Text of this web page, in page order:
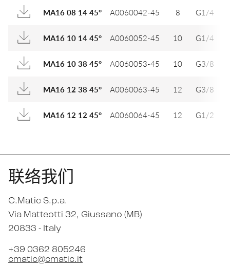
MA16 08 14 45° A0060042-45 8 G1/4
MA16 10 14 45° A0060052-45 10 G1/4
MA16 10 38 45° A0060053-45 10 G3/8
MA16 12 38 45° A0060063-45 12 G3/8
MA16 12 12 45° A0060064-45 12 G1/2
联络我们
C.Matic S.p.a.
Via Matteotti 32, Giussano (MB)
20833 - Italy
+39 0362 805246
cmatic@cmatic.it